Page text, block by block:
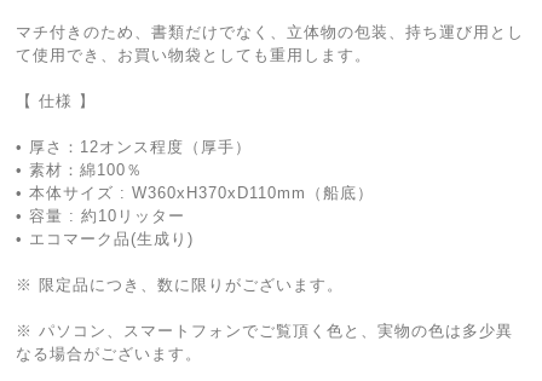
マチ付きのため、書類だけでなく、立体物の包装、持ち運び用とし
て使用でき、お買い物袋としても重用します。
【 仕様 】
• 厚さ：12オンス程度（厚手）
• 素材：綿100％
• 本体サイズ : W360xH370xD110mm（船底）
• 容量 : 約10リッター
• エコマーク品(生成り)
※ 限定品につき、数に限りがございます。
※ パソコン、スマートフォンでご覧頂く色と、実物の色は多少異
なる場合がございます。